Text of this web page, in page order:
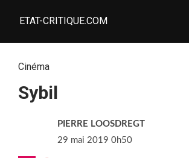
ETAT-CRITIQUE.COM
Cinéma
Sybil
PIERRE LOOSDREGT
29 mai 2019 0h50